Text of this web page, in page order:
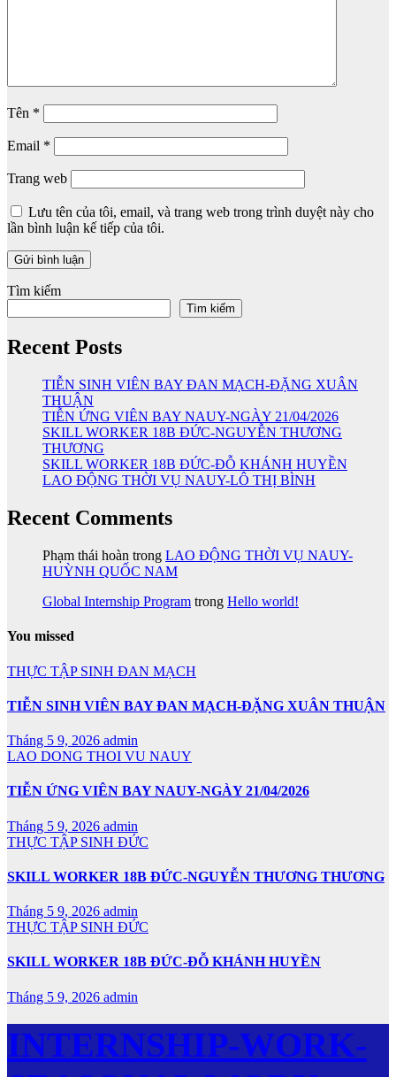
Tên *
Email *
Trang web
Lưu tên của tôi, email, và trang web trong trình duyệt này cho
lần bình luận kế tiếp của tôi.
Tìm kiếm
Tìm kiếm
Recent Posts
TIỄN SINH VIÊN BAY ĐAN MẠCH-ĐẶNG XUÂN
THUẬN
TIỄN ỨNG VIÊN BAY NAUY-NGÀY 21/04/2026
SKILL WORKER 18B ĐỨC-NGUYỄN THƯƠNG
THƯƠNG
SKILL WORKER 18B ĐỨC-ĐỖ KHÁNH HUYỀN
LAO ĐỘNG THỜI VỤ NAUY-LÔ THỊ BÌNH
Recent Comments
Phạm thái hoàn trong LAO ĐỘNG THỜI VỤ NAUY-
HUỲNH QUỐC NAM
Global Internship Program trong Hello world!
You missed
THỰC TẬP SINH ĐAN MẠCH
TIỄN SINH VIÊN BAY ĐAN MẠCH-ĐẶNG XUÂN THUẬN
Tháng 5 9, 2026 admin
LAO DONG THOI VU NAUY
TIỄN ỨNG VIÊN BAY NAUY-NGÀY 21/04/2026
Tháng 5 9, 2026 admin
THỰC TẬP SINH ĐỨC
SKILL WORKER 18B ĐỨC-NGUYỄN THƯƠNG THƯƠNG
Tháng 5 9, 2026 admin
THỰC TẬP SINH ĐỨC
SKILL WORKER 18B ĐỨC-ĐỖ KHÁNH HUYỀN
Tháng 5 9, 2026 admin
INTERNSHIP-WORK-